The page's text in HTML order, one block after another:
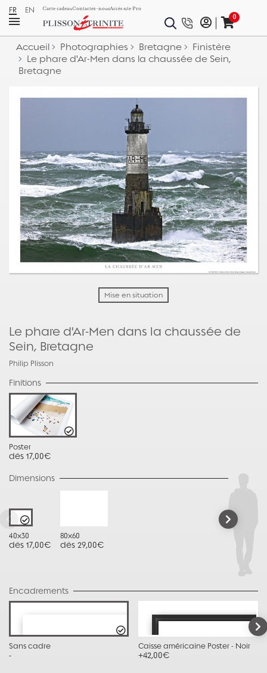
FR EN Carte cadeauContactez-nousAccès site Pro
0
Accueil Photographies Bretagne
Finistère
Le phare d'Ar-Men dans la chaussée de Sein,
Bretagne
Mise en situation
Le phare d'Ar-Men dans la chaussée de
Sein, Bretagne
Philip Plisson
Finitions
Poster
dès 17,00€
Dimensions
40x30
dès 17,00€
80x60
dès 29,00€
Encadrements
Sans cadre
-
Caisse américaine Poster - Noir
+42,00€